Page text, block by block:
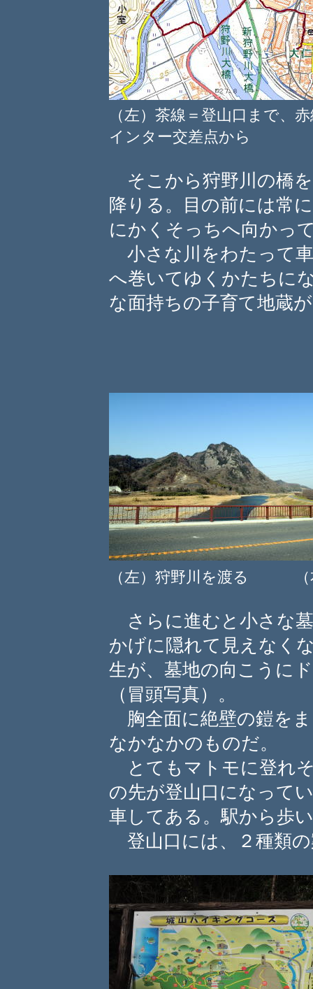
（左）茶線＝登山口まで
インター交差点から
そこから狩野川の橋
降りる。目の前には常
にかくそっちへ向かっ
小さな川をわたって
へ巻いてゆくかたちに
な面持ちの子育て地蔵
（左）狩野川を渡る （
さらに進むと小さな
かげに隠れて見えなく
生が、墓地の向こうに
（冒頭写真）。
胸全面に絶壁の鎧を
なかなかのものだ。
とてもマトモに登れ
の先が登山口になって
車してある。駅から歩
登山口には、２種類